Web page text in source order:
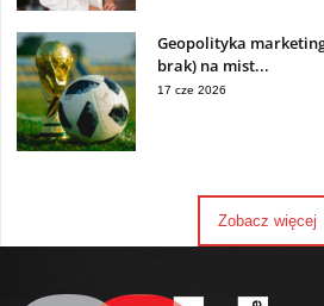
Geopolityka
brak) na mist...
17 cze 2026
Zobacz więcej